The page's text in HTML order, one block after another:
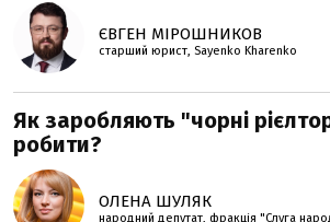
ЄВГЕН МІРОШНИКОВ
старший юрист, Sayenko Kharenko
Як заробляють "чорні
робити?
ОЛЕНА ШУЛЯК
народний депутат, фракція "Слуга